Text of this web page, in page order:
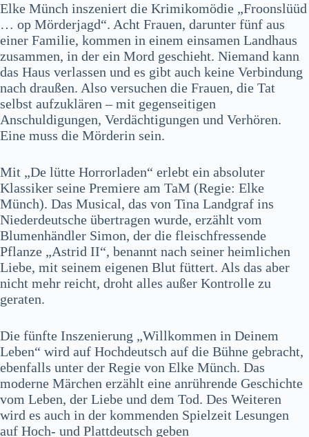
Elke Münch inszeniert die Krimikomödie „Froonslüüd
… op Mörderjagd“. Acht Frauen, darunter fünf aus
einer Familie, kommen in einem einsamen Landhaus
zusammen, in der ein Mord geschieht. Niemand kann
das Haus verlassen und es gibt auch keine Verbindung
nach draußen. Also versuchen die Frauen, die Tat
selbst aufzuklären – mit gegenseitigen
Anschuldigungen, Verdächtigungen und Verhören.
Eine muss die Mörderin sein.
Mit „De lütte Horrorladen“ erlebt ein absoluter
Klassiker seine Premiere am TaM (Regie: Elke
Münch). Das Musical, das von Tina Landgraf ins
Niederdeutsche übertragen wurde, erzählt vom
Blumenhändler Simon, der die fleischfressende
Pflanze „Astrid II“, benannt nach seiner heimlichen
Liebe, mit seinem eigenen Blut füttert. Als das aber
nicht mehr reicht, droht alles außer Kontrolle zu
geraten.
Die fünfte Inszenierung „Willkommen in Deinem
Leben“ wird auf Hochdeutsch auf die Bühne gebracht,
ebenfalls unter der Regie von Elke Münch. Das
moderne Märchen erzählt eine anrührende Geschichte
vom Leben, der Liebe und dem Tod. Des Weiteren
wird es auch in der kommenden Spielzeit Lesungen
auf Hoch- und Plattdeutsch geben